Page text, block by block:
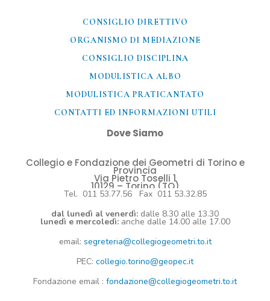
CONSIGLIO DIRETTIVO
ORGANISMO DI MEDIAZIONE
CONSIGLIO DISCIPLINA
MODULISTICA ALBO
MODULISTICA PRATICANTATO
CONTATTI ED INFORMAZIONI UTILI​
Dove Siamo
Collegio e Fondazione dei Geometri di Torino e
Provincia
Via Pietro Toselli 1
10129 – Torino (TO)
Tel. 011 53.77.56 Fax 011 53.32.85
dal lunedì al venerdì: dalle 8.30 alle 13.30
lunedì e mercoledì: anche dalle 14.00 alle 17.00
email: segreteria@collegiogeometri.to.it
PEC: collegio.torino@geopec.it
Fondazione email : fondazione@collegiogeometri.to.it